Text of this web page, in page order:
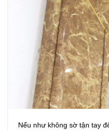
Nếu như không sờ tận tay